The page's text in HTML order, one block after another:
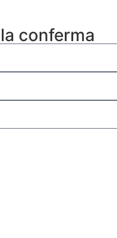
conferma